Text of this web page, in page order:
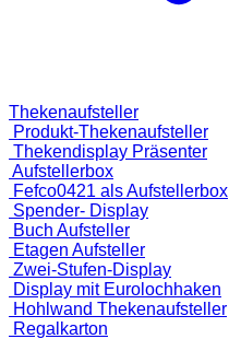
Thekenaufsteller
Produkt-Thekenaufsteller
Thekendisplay Präsenter
Aufstellerbox
Fefco0421 als Aufstellerbox
Spender- Display
Buch Aufsteller
Etagen Aufsteller
Zwei-Stufen-Display
Display mit Eurolochhaken
Hohlwand Thekenaufsteller
Regalkarton